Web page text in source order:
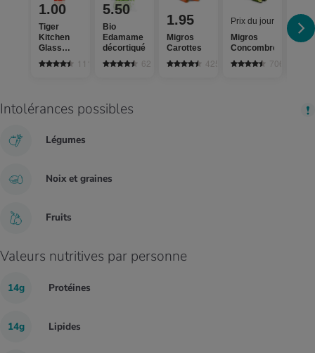
1.00
Tiger
Kitchen
Glass
Noodles
Chinese
de pois et
mungo
111
5.50
Bio
Edamame
décortiqué
62
1.95
Migros
Carottes
4253
Prix du jour
Migros
Concombres
7063
Intolérances possibles
Légumes
Noix et graines
Fruits
Valeurs nutritives par personne
14g Protéines
14g Lipides